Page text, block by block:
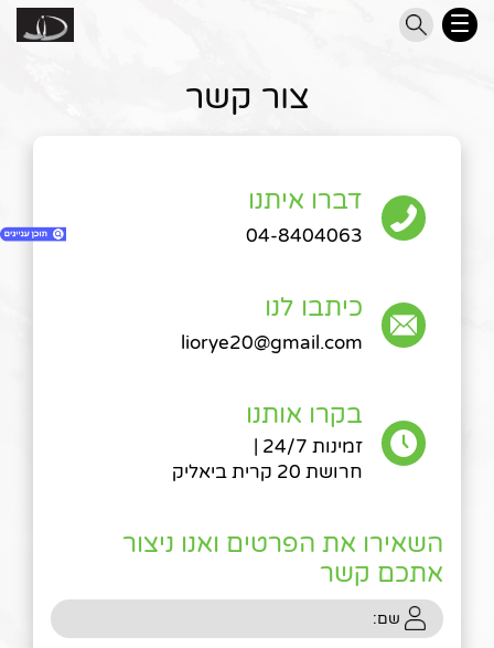
2. השאירו את הפרטים ואנו ניצור אתכם קשר
4. השאירו את הפרטים ואנו ניצור אתכם קשר
6. כיתבו לנו
צור קשר
דברו איתנו
04-8404063
כיתבו לנו
liorye20@gmail.com
בקרו אותנו
זמינות 24/7 |
חרושת 20 קרית ביאליק
השאירו את הפרטים ואנו ניצור
אתכם קשר